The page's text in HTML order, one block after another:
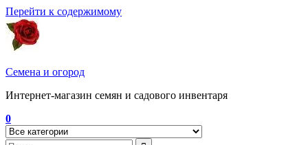
Перейти к содержимому
Семена и огород
Интернет-магазин семян и садового инвентаря
0